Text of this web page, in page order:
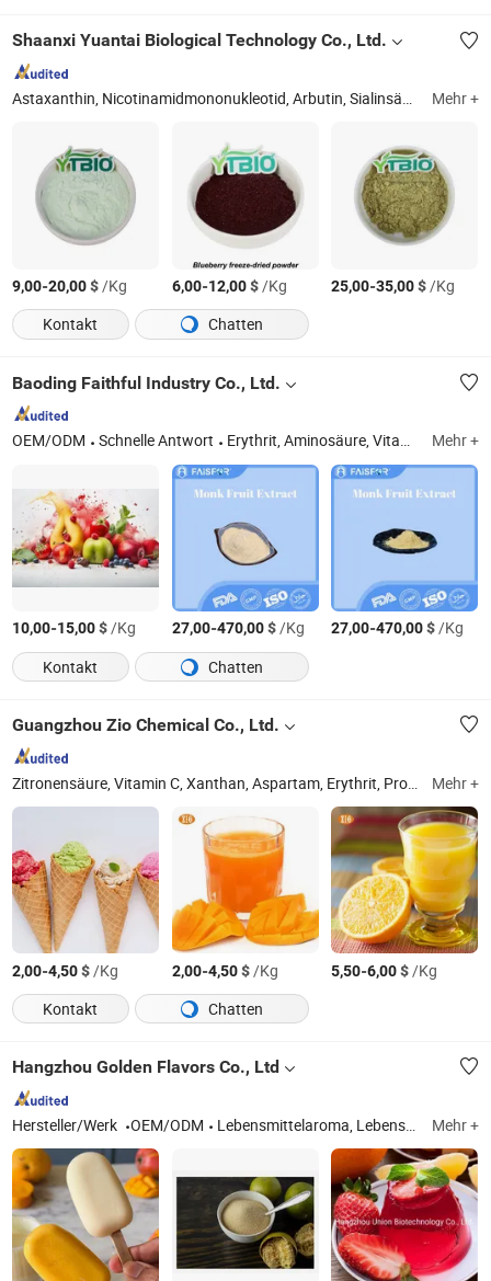
Shaanxi Yuantai Biological Technology Co., Ltd.
Astaxanthin, Nicotinamidmononukleotid, Arbutin, Sialinsäure, Resveratrol, Kreatinmonohydrat, Coenzym Q10, Retinal, Centella Asiatica Extrakt, Hesperidin Mehr +
9,00-20,00$/Kg 6,00-12,00$/Kg 25,00-35,00$/Kg
Kontakt
Chatten
Baoding Faithful Industry Co., Ltd.
OEM/ODM Schnelle Antwort Erythrit, Aminosäure, Vitamin, Pepsin, Kollagen Mehr +
10,00-15,00$/Kg 27,00-470,00$/Kg 27,00-470,00$/Kg
Kontakt
Chatten
Guangzhou Zio Chemical Co., Ltd.
Mehr +
2,00-4,50$/Kg 2,00-4,50$/Kg 5,50-6,00$/Kg
Kontakt
Chatten
Hangzhou Golden Flavors Co., Ltd
Hersteller/Werk OEM/ODM Lebensmittelaroma, Lebensmittelkonservierungsmittel, Lebensmittelverdicker, Lebensmittelsüßstoff Mehr +